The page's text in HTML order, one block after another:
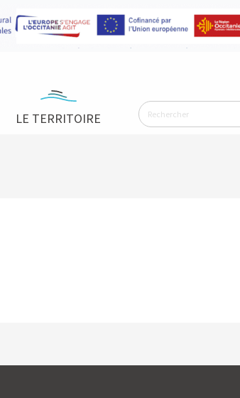
LE TERRITOIRE
Rechercher